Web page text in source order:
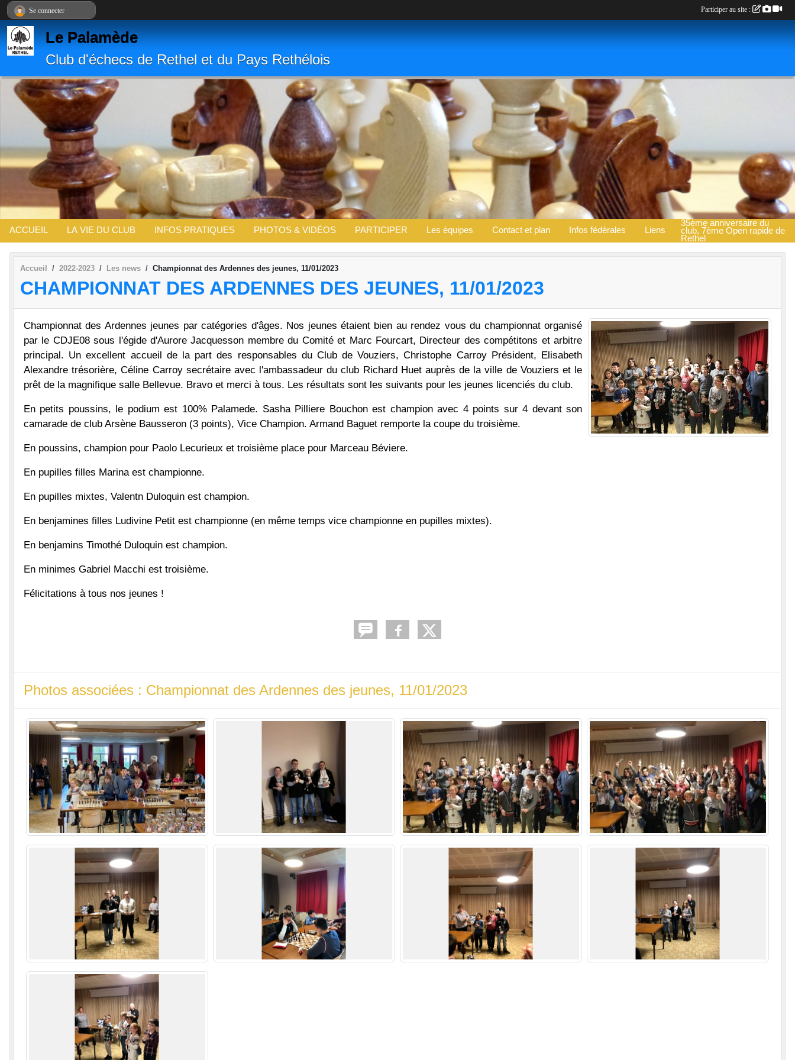
Le Palamède
Club d'échecs de Rethel et du Pays Rethélois
ACCUEIL LA VIE DU CLUB INFOS PRATIQUES PHOTOS & VIDÉOS PARTICIPER Les équipes Contact et plan Infos fédérales Liens
35ème anniversaire du
club, 7ème Open rapide de
Rethel
Accueil 2022-2023 Les news Championnat des Ardennes des jeunes, 11/01/2023
CHAMPIONNAT DES ARDENNES DES JEUNES, 11/01/2023
Championnat des Ardennes jeunes par catégories d'âges. Nos jeunes étaient bien au rendez vous du championnat organisé
par le CDJE08 sous l'égide d'Aurore Jacquesson membre du Comité et Marc Fourcart, Directeur des compétitons et arbitre
principal. Un excellent accueil de la part des responsables du Club de Vouziers, Christophe Carroy Président, Elisabeth
Alexandre trésorière, Céline Carroy secrétaire avec l'ambassadeur du club Richard Huet auprès de la ville de Vouziers et le
prêt de la magnifique salle Bellevue. Bravo et merci à tous. Les résultats sont les suivants pour les jeunes licenciés du club.
En petits poussins, le podium est 100% Palamede. Sasha Pilliere Bouchon est champion avec 4 points sur 4 devant son
camarade de club Arsène Bausseron (3 points), Vice Champion. Armand Baguet remporte la coupe du troisième.
En poussins, champion pour Paolo Lecurieux et troisième place pour Marceau Béviere.
En pupilles filles Marina est championne.
En pupilles mixtes, Valentn Duloquin est champion.
En benjamines filles Ludivine Petit est championne (en même temps vice championne en pupilles mixtes).
En benjamins Timothé Duloquin est champion.
En minimes Gabriel Macchi est troisième.
Félicitations à tous nos jeunes !
Photos associées : Championnat des Ardennes des jeunes, 11/01/2023
Se connecter Participer au site :
Panneau de gestion des cookies